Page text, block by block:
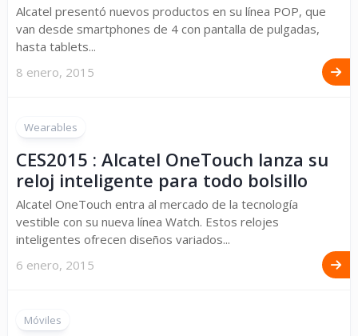
Alcatel presentó nuevos productos en su línea POP, que
van desde smartphones de 4 con pantalla de pulgadas,
hasta tablets...
8 enero, 2015
Wearables
CES2015 : Alcatel OneTouch lanza su
reloj inteligente para todo bolsillo
Alcatel OneTouch entra al mercado de la tecnología
vestible con su nueva línea Watch. Estos relojes
inteligentes ofrecen diseños variados...
6 enero, 2015
Móviles